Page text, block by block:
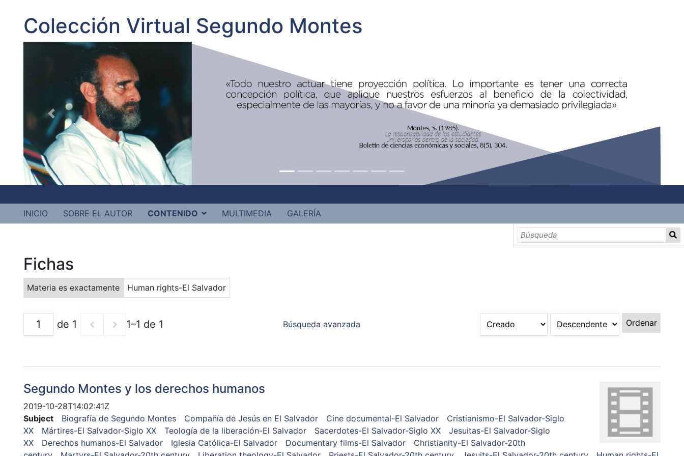
Colección Virtual Segundo Montes
INICIO SOBRE EL AUTOR CONTENIDO MULTIMEDIA GALERÍA
Fichas
Materia es exactamente Human rights-El Salvador
de 1 1–1 de 1 Búsqueda avanzada Ordenar
Segundo Montes y los derechos humanos
2019-10-28T14:02:41Z
Subject
Biografía de Segundo Montes Compañía de Jesús en El Salvador Cine documental-El Salvador
Cristianismo-El Salvador-Siglo
XX
Mártires-El Salvador-Siglo XX Teología de la liberación-El Salvador Sacerdotes-El Salvador-Siglo XX
Jesuitas-El Salvador-Siglo
XX
Derechos humanos-El Salvador Iglesia Católica-El Salvador Documentary films-El Salvador
Christianity-El Salvador-20th